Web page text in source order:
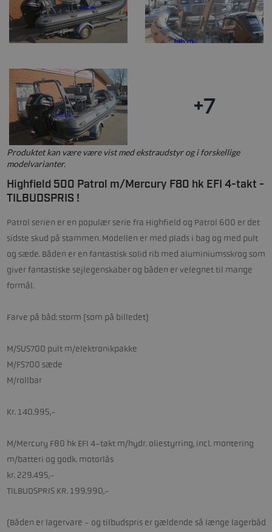
+7
Produktet kan være være vist med ekstraudstyr og i forskellige
modelvarianter.
Highfield 500 Patrol m/Mercury F80 hk EFI 4-takt -
TILBUDSPRIS !
Patrol serien er en populær serie fra Highfield og Patrol 600 er det
sidste skud på stammen. Modellen er med plads i bag og med pult
og sæde. Båden er en fantastisk solid rib med aluminiumsskrog som
giver fantastiske sejlegenskaber og båden er velegnet til mange
formål.
Farve på båd: storm (som på billedet)
M/SUS700 pult m/elektronikpakke
M/FS700 sæde
M/rollbar
Kr. 140.995,-
M/Mercury F80 hk EFI 4-takt m/hydr. oliestyrring, incl. montering
m/batteri og godk. motorlås
kr. 229.495,-
TILBUDSPRIS KR. 199.990,-
(Båden er lagervare - og tilbudspris er gældende så længe lagerbåd